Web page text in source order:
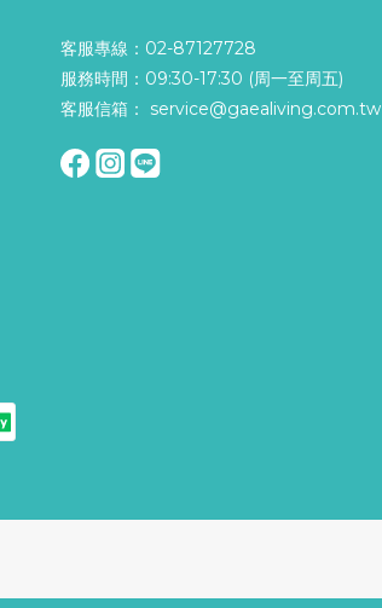
客服專線：02-87127728
服務時間：09:30-17:30 (周一至周五)
客服信箱： service@gaealiving.com.tw